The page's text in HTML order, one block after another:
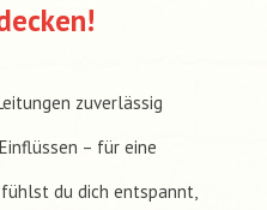
zuverlässig
– für eine
du dich entspannt,